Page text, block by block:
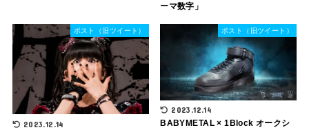
ーマ数字」
ポスト（旧ツイート）
2023.12.14
ポスト（旧ツイート）
2023.12.14
BABYMETAL × 1Block オークシ